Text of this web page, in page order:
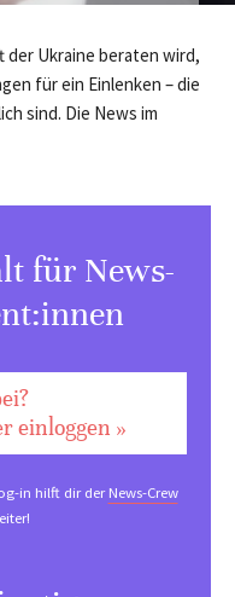
der Ukraine beraten wird,
für ein Einlenken – die
sind. Die News im
für News-
einloggen »
in hilft dir derNews-Crew